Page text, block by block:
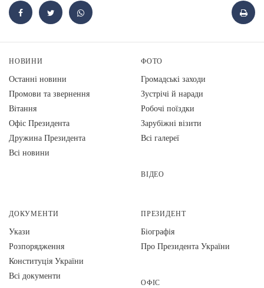
НОВИНИ
Останні новини
Промови та звернення
Вiтання
Офіс Президента
Дружина Президента
Всі новини
ФОТО
Громадські заходи
Зустрічі й наради
Робочі поїздки
Зарубіжні візити
Всі галереї
ВІДЕО
ДОКУМЕНТИ
Укази
Розпорядження
Конституція України
Всі документи
ПРЕЗИДЕНТ
Біографія
Про Президента України
ОФІС